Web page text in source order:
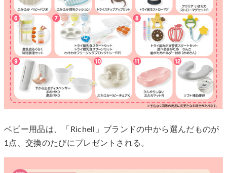
ベビー用品は、「Richell」ブランドの中から選んだものが
1点、交換のたびにプレゼントされる。